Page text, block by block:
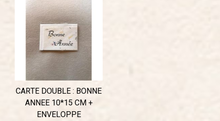
CARTE DOUBLE : BONNE
ANNEE 10*15 CM +
ENVELOPPE